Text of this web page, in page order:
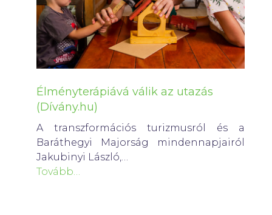
Élményterápiává válik az utazás
(Dívány.hu)
A transzformációs turizmusról és a
Baráthegyi Majorság mindennapjairól
Jakubinyi László,…
Tovább…